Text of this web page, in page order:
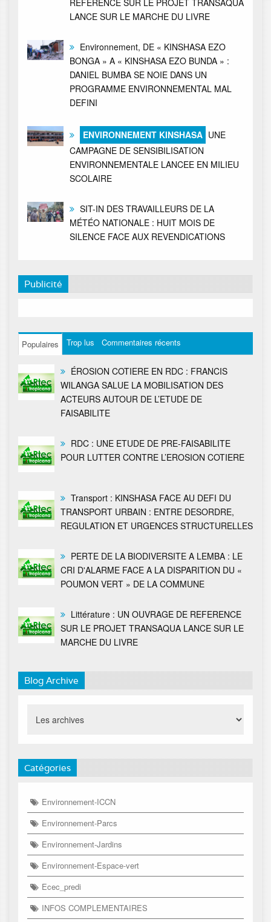
LANCE SUR LE MARCHE DU LIVRE
Environnement, DE « KINSHASA EZO
BONGA » A « KINSHASA EZO BUNDA » :
DANIEL BUMBA SE NOIE DANS UN
PROGRAMME ENVIRONNEMENTAL MAL
DEFINI
ENVIRONNEMENT KINSHASA UNE
CAMPAGNE DE SENSIBILISATION
ENVIRONNEMENTALE LANCEE EN MILIEU
SCOLAIRE
SIT-IN DES TRAVAILLEURS DE LA
MÉTÉO NATIONALE : HUIT MOIS DE
SILENCE FACE AUX REVENDICATIONS
Publicité
Populaires Trop lus Commentaires récents
ÉROSION COTIERE EN RDC : FRANCIS
WILANGA SALUE LA MOBILISATION DES
ACTEURS AUTOUR DE L’ETUDE DE
FAISABILITE
RDC : UNE ETUDE DE PRE-FAISABILITE
POUR LUTTER CONTRE L’EROSION COTIERE
Transport : KINSHASA FACE AU DEFI DU
TRANSPORT URBAIN : ENTRE DESORDRE,
REGULATION ET URGENCES STRUCTURELLES
PERTE DE LA BIODIVERSITE A LEMBA : LE
CRI D'ALARME FACE A LA DISPARITION DU «
POUMON VERT » DE LA COMMUNE
Littérature : UN OUVRAGE DE REFERENCE
SUR LE PROJET TRANSAQUA LANCE SUR LE
MARCHE DU LIVRE
Blog Archive
Catégories
Environnement-ICCN
Environnement-Parcs
Environnement-Jardins
Environnement-Espace-vert
Ecec_predi
INFOS COMPLEMENTAIRES